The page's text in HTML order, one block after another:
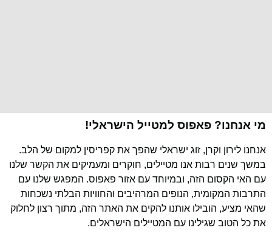
מי אנחנו? פאפוס למטייל הישראלי!
אנחנו לירון וקרן, זוג ישראלי שהפך את קפריסין למקום של הלב.
במשך שנים רבות אנו מטיילים, חוקרים ומעמיקים את הקשר שלנו
עם האי הקסום הזה, ובמיוחד עם אזור פאפוס. המפגש שלנו עם
התרבות המקומית, הנופים המרהיבים והחוויות הבלתי נשכחות
שהאי מציע, הובילו אותנו להקים את האתר הזה, מתוך רצון לחלוק
את כל הטוב שגילינו עם המטיילים הישראלים.